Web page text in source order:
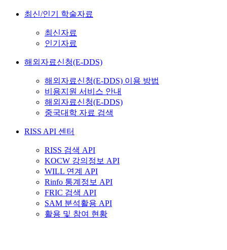
최신/인기 학술자료
최신자료
인기자료
해외자료신청(E-DDS)
해외자료신청(E-DDS) 이용 방법
비용지원 서비스 안내
해외자료신청(E-DDS)
중국대학 자료 검색
RISS API 센터
RISS 검색 API
KOCW 강의정보 API
WILL 연계 API
Rinfo 통계정보 API
FRIC 검색 API
SAM 분석활용 API
활용 및 참여 현황